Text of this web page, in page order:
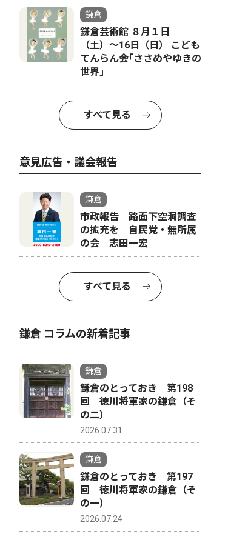
鎌倉
鎌倉芸術館 ８月１日
（土）〜16日（日） こども
てんらん会｢ささめやゆきの
世界｣
すべて見る
意見広告・議会報告
鎌倉
市政報告 路面下空洞調査
の拡充を 自民党・無所属
の会 志田一宏
すべて見る
鎌倉 コラムの新着記事
鎌倉
鎌倉のとっておき 第198
回 徳川将軍家の鎌倉（そ
の二）
2026.07.31
鎌倉
鎌倉のとっておき 第197
回 徳川将軍家の鎌倉（そ
の一）
2026.07.24